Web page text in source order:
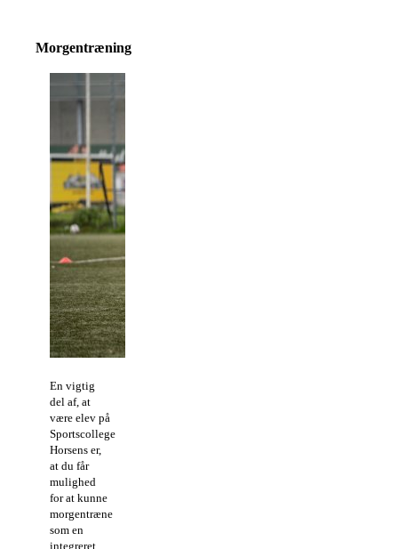
Morgentræning
En vigtig
del af, at
være elev på
Sportscollege
Horsens er,
at du får
mulighed
for at kunne
morgentræne
som en
integreret